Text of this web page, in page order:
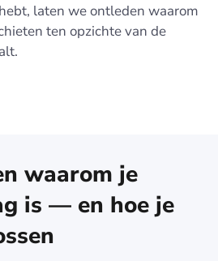
laten we ontleden waarom
ten opzichte van de
waarom je
is — en hoe je